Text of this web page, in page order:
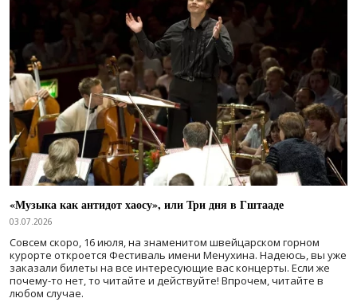
«Музыка как антидот хаосу», или Три дня в Гштааде
03.07.2026
Совсем скоро, 16 июля, на знаменитом швейцарском горном
курорте откроется Фестиваль имени Менухина. Надеюсь, вы уже
заказали билеты на все интересующие вас концерты. Если же
почему-то нет, то читайте и действуйте! Впрочем, читайте в
любом случае.